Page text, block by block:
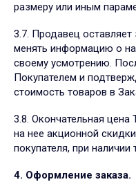
размеру или иным
3.7. Продавец
менять информацию о
своему усмотрению.
Покупателем и
стоимость товаров в
3.8. Окончательная цена
на нее акционной
покупателя, при наличии
4. Оформление заказа.